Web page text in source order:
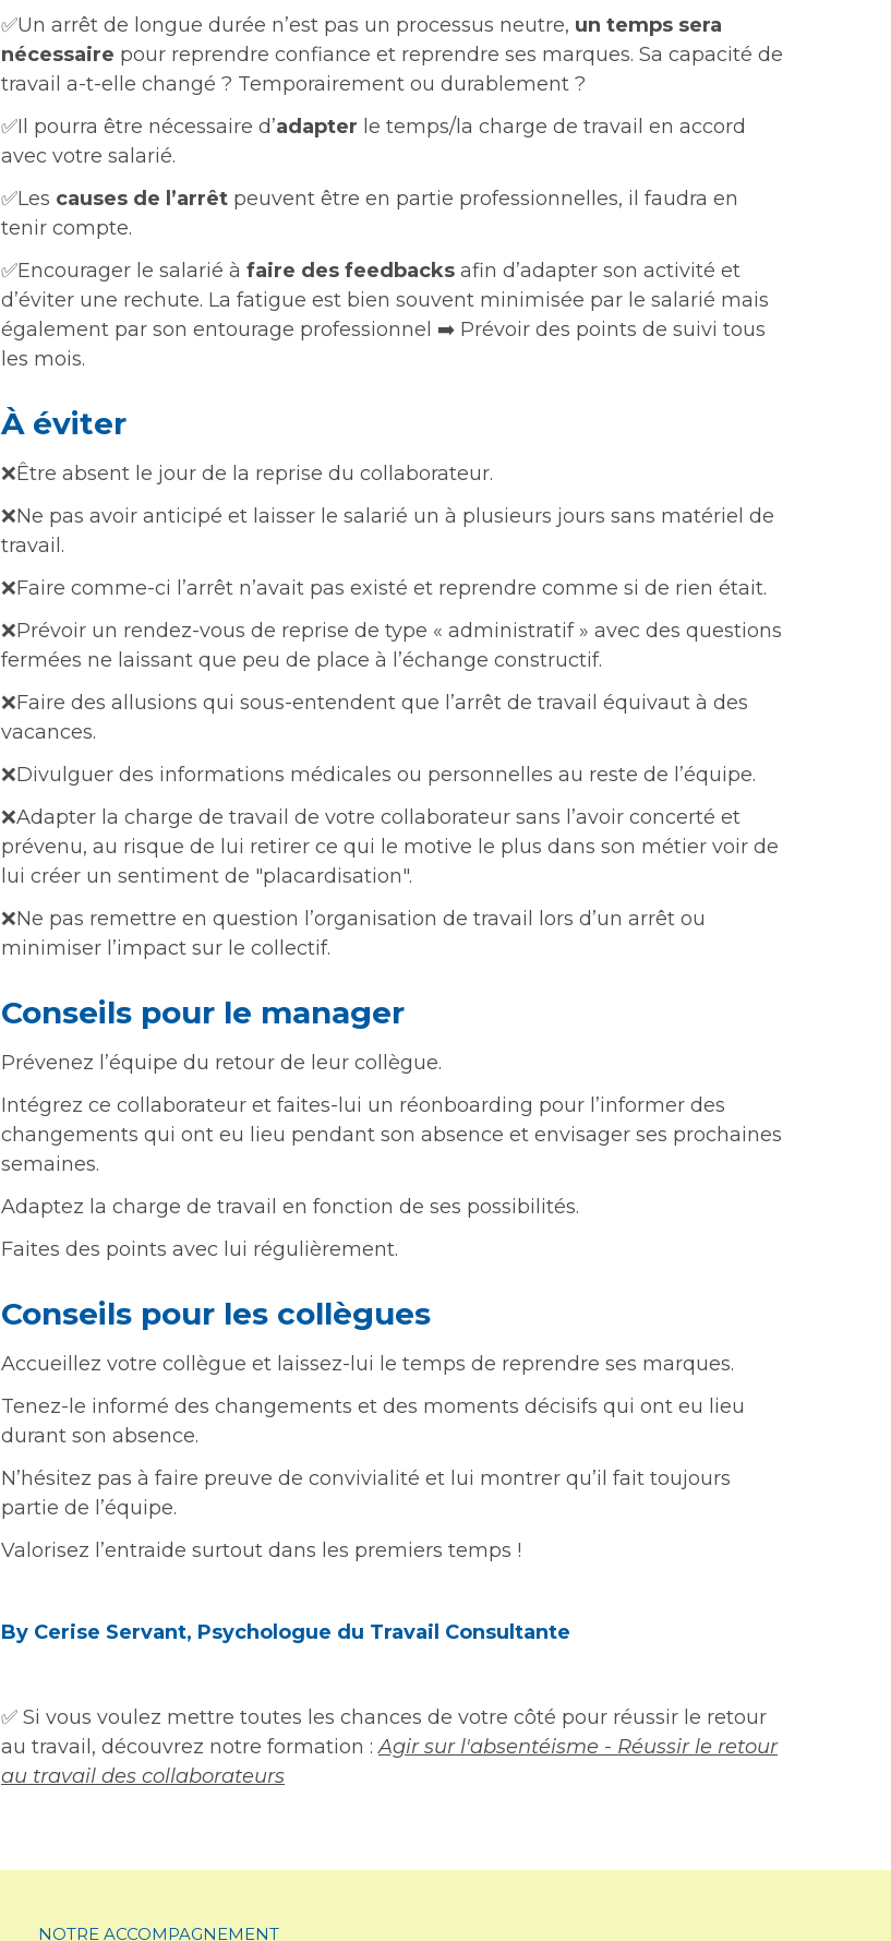
✅Un arrêt de longue durée n’est pas un processus neutre, un temps sera
nécessaire pour reprendre confiance et reprendre ses marques. Sa capacité de
travail a-t-elle changé ? Temporairement ou durablement ?
✅Il pourra être nécessaire d’adapter le temps/la charge de travail en accord
avec votre salarié.
✅Les causes de l’arrêt peuvent être en partie professionnelles, il faudra en
tenir compte.
✅Encourager le salarié à faire des feedbacks afin d’adapter son activité et
d’éviter une rechute. La fatigue est bien souvent minimisée par le salarié mais
également par son entourage professionnel ➡️ Prévoir des points de suivi tous
les mois.
À éviter
❌Être absent le jour de la reprise du collaborateur.
❌Ne pas avoir anticipé et laisser le salarié un à plusieurs jours sans matériel de
travail.
❌Faire comme-ci l’arrêt n’avait pas existé et reprendre comme si de rien était.
❌Prévoir un rendez-vous de reprise de type « administratif » avec des questions
fermées ne laissant que peu de place à l’échange constructif.
❌Faire des allusions qui sous-entendent que l’arrêt de travail équivaut à des
vacances.
❌Divulguer des informations médicales ou personnelles au reste de l’équipe.
❌Adapter la charge de travail de votre collaborateur sans l’avoir concerté et
prévenu, au risque de lui retirer ce qui le motive le plus dans son métier voir de
lui créer un sentiment de "placardisation".
❌Ne pas remettre en question l’organisation de travail lors d’un arrêt ou
minimiser l’impact sur le collectif.
Conseils pour le manager
Prévenez l’équipe du retour de leur collègue.
Intégrez ce collaborateur et faites-lui un réonboarding pour l’informer des
changements qui ont eu lieu pendant son absence et envisager ses prochaines
semaines.
Adaptez la charge de travail en fonction de ses possibilités.
Faites des points avec lui régulièrement.
Conseils pour les collègues
Accueillez votre collègue et laissez-lui le temps de reprendre ses marques.
Tenez-le informé des changements et des moments décisifs qui ont eu lieu
durant son absence.
N’hésitez pas à faire preuve de convivialité et lui montrer qu’il fait toujours
partie de l’équipe.
Valorisez l’entraide surtout dans les premiers temps !
By Cerise Servant, Psychologue du Travail Consultante
✅ Si vous voulez mettre toutes les chances de votre côté pour réussir le retour
au travail, découvrez notre formation :Agir sur l'absentéisme - Réussir le retour
au travail des collaborateurs
NOTRE ACCOMPAGNEMENT